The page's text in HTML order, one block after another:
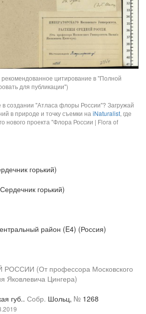
цитирование в "Полной
для публикации")
в создании "Атласа флоры России"? Загружай
в природе и точку съемки на iNaturalist, где
нового проекта "Флора России | Flora of
горький)
горький)
район (E4) (Россия)
(От профессора Московского
Яковлевича Цингера)
губ.. Собр. Шольц, № 1268